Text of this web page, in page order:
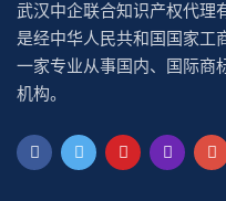
武汉中企联合知识产权代理
是经中华人民共和国国家工
一家专业从事国内、国际商
机构。